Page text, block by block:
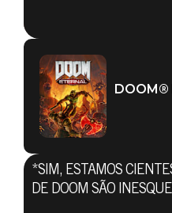
DOOM® Eternal
29 de setembro de
DOOM®
*SIM, ESTAMOS
DE DOOM SÃO